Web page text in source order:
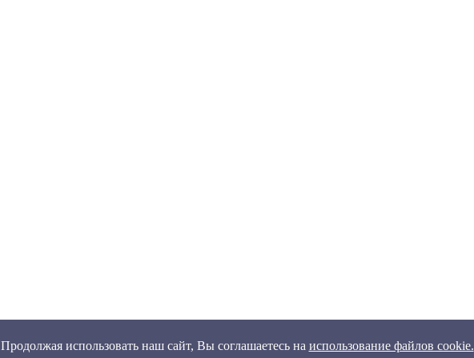
Продолжая использовать наш сайт, Вы соглашаетесь на использование файлов cookie.